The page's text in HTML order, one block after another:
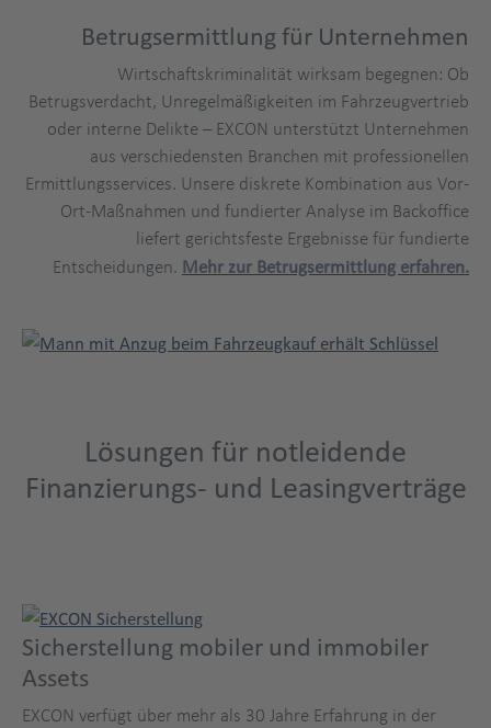
Betrugsermittlung für Unternehmen
Wirtschaftskriminalität wirksam begegnen: Ob
Betrugsverdacht, Unregelmäßigkeiten im Fahrzeugvertrieb
oder interne Delikte – EXCON unterstützt Unternehmen
aus verschiedensten Branchen mit professionellen
Ermittlungsservices. Unsere diskrete Kombination aus Vor-
Ort-Maßnahmen und fundierter Analyse im Backoffice
liefert gerichtsfeste Ergebnisse für fundierte
Entscheidungen. Mehr zur Betrugsermittlung erfahren.
Lösungen für notleidende
Finanzierungs- und Leasingverträge
Sicherstellung mobiler und immobiler
Assets
EXCON verfügt über mehr als 30 Jahre Erfahrung in der